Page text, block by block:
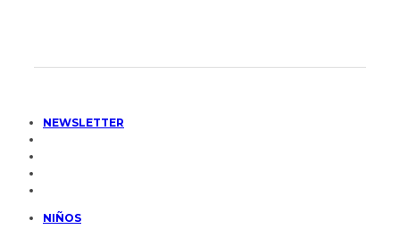
NEWSLETTER
NIÑOS